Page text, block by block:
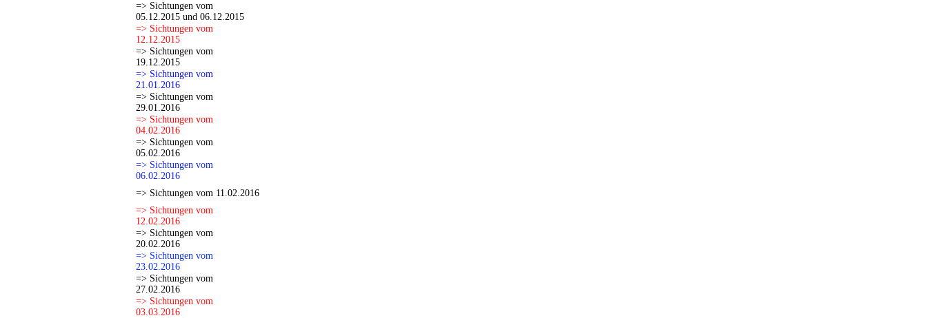
=> Sichtungen vom
05.12.2015 und 06.12.2015
=> Sichtungen vom
12.12.2015
=> Sichtungen vom
19.12.2015
=> Sichtungen vom
21.01.2016
=> Sichtungen vom
29.01.2016
=> Sichtungen vom
04.02.2016
=> Sichtungen vom
05.02.2016
=> Sichtungen vom
06.02.2016
=> Sichtungen vom 11.02.2016
=> Sichtungen vom
12.02.2016
=> Sichtungen vom
20.02.2016
=> Sichtungen vom
23.02.2016
=> Sichtungen vom
27.02.2016
=> Sichtungen vom
03.03.2016